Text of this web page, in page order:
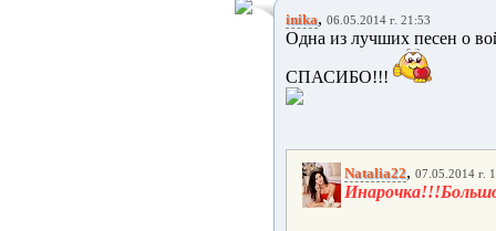
inika, 06.05.2014 г. 21:53
Одна из лучших песен о
СПАСИБО!!!
Natalia22, 07.05.2014 г.